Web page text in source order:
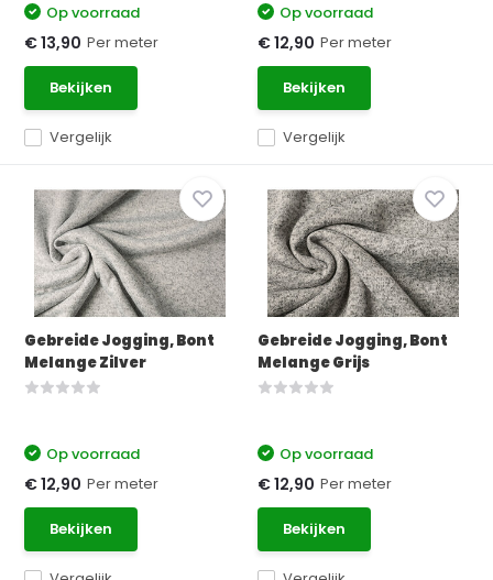
Vergelijk
Op voorraad
€ 13,90 Per meter
Bekijken
Vergelijk
Op voorraad
€ 12,90 Per meter
Bekijken
Gebreide Jogging, Bont
Melange Zilver
Op voorraad
€ 12,90 Per meter
Bekijken
Gebreide Jogging, Bont
Melange Grijs
Op voorraad
€ 12,90 Per meter
Bekijken